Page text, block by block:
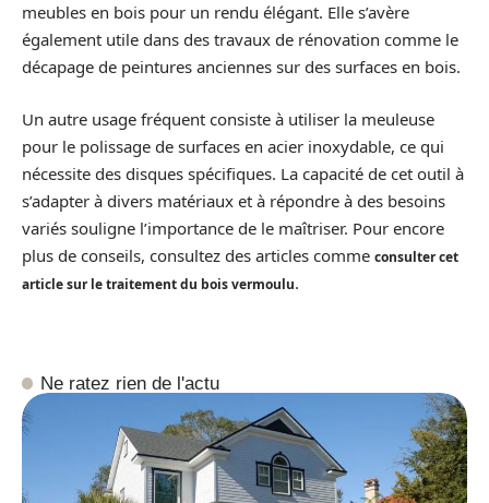
meubles en bois pour un rendu élégant. Elle s’avère
également utile dans des travaux de rénovation comme le
décapage de peintures anciennes sur des surfaces en bois.
Un autre usage fréquent consiste à utiliser la meuleuse
pour le polissage de surfaces en acier inoxydable, ce qui
nécessite des disques spécifiques. La capacité de cet outil à
s’adapter à divers matériaux et à répondre à des besoins
variés souligne l’importance de le maîtriser. Pour encore
plus de conseils, consultez des articles comme consulter cet
article sur le traitement du bois vermoulu.
Ne ratez rien de l'actu